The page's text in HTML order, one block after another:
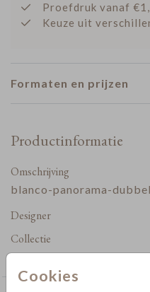
Cookies
Proefdruk vanaf
Keuze uit
Formaten en prijzen
Productinformatie
Omschrijving
blanco-panorama-
Designer
Collectie
Blanco